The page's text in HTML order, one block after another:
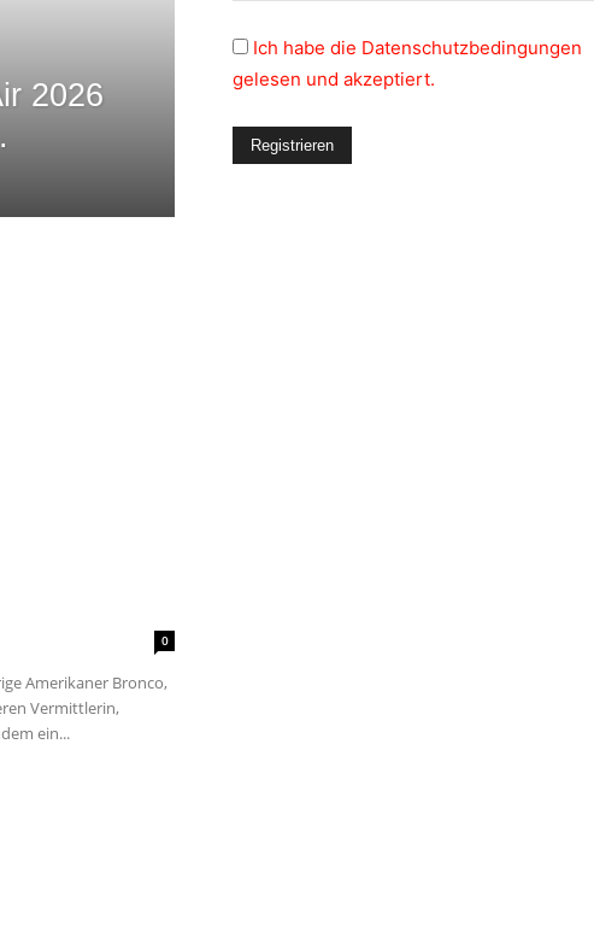
2026
0
Amerikaner Bronco,
Vermittlerin,
ein...
Ich habe die Datenschutzbedingungen
gelesen und akzeptiert.